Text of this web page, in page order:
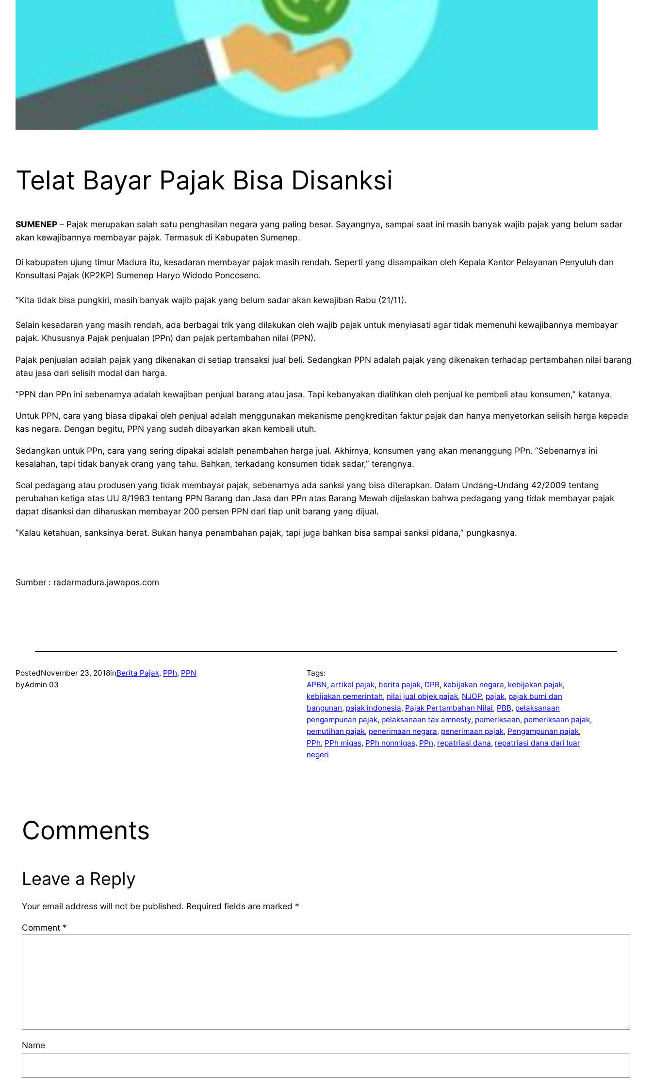
Telat Bayar Pajak Bisa Disanksi
SUMENEP – Pajak merupakan salah satu penghasilan negara yang paling besar. Sayangnya, sampai saat ini masih banyak wajib pajak yang belum sadar
akan kewajibannya membayar pajak. Termasuk di Kabupaten Sumenep.
Di kabupaten ujung timur Madura itu, kesadaran membayar pajak masih rendah. Seperti yang disampaikan oleh Kepala Kantor Pelayanan Penyuluh dan
Konsultasi Pajak (KP2KP) Sumenep Haryo Widodo Poncoseno.
”Kita tidak bisa pungkiri, masih banyak wajib pajak yang belum sadar akan kewajiban Rabu (21/11).
Selain kesadaran yang masih rendah, ada berbagai trik yang dilakukan oleh wajib pajak untuk menyiasati agar tidak memenuhi kewajibannya membayar
pajak. Khususnya Pajak penjualan (PPn) dan pajak pertambahan nilai (PPN).
Pajak penjualan adalah pajak yang dikenakan di setiap transaksi jual beli. Sedangkan PPN adalah pajak yang dikenakan terhadap pertambahan nilai barang
atau jasa dari selisih modal dan harga.
”PPN dan PPn ini sebenarnya adalah kewajiban penjual barang atau jasa. Tapi kebanyakan dialihkan oleh penjual ke pembeli atau konsumen,” katanya.
Untuk PPN, cara yang biasa dipakai oleh penjual adalah menggunakan mekanisme pengkreditan faktur pajak dan hanya menyetorkan selisih harga kepada
kas negara. Dengan begitu, PPN yang sudah dibayarkan akan kembali utuh.
Sedangkan untuk PPn, cara yang sering dipakai adalah penambahan harga jual. Akhirnya, konsumen yang akan menanggung PPn. ”Sebenarnya ini
kesalahan, tapi tidak banyak orang yang tahu. Bahkan, terkadang konsumen tidak sadar,” terangnya.
Soal pedagang atau produsen yang tidak membayar pajak, sebenarnya ada sanksi yang bisa diterapkan. Dalam Undang-Undang 42/2009 tentang
perubahan ketiga atas UU 8/1983 tentang PPN Barang dan Jasa dan PPn atas Barang Mewah dijelaskan bahwa pedagang yang tidak membayar pajak
dapat disanksi dan diharuskan membayar 200 persen PPN dari tiap unit barang yang dijual.
”Kalau ketahuan, sanksinya berat. Bukan hanya penambahan pajak, tapi juga bahkan bisa sampai sanksi pidana,” pungkasnya.
Sumber : radarmadura.jawapos.com
PostedNovember 23, 2018inBerita Pajak, PPh, PPN
byAdmin 03
Tags:
APBN, artikel pajak, berita pajak, DPR, kebijakan negara, kebijakan pajak
kebijakan pemerintah, nilai jual objek pajak, NJOP, pajak, pajak bumi dan
bangunan, pajak indonesia, Pajak Pertambahan Nilai, PBB, pelaksanaan
pengampunan pajak, pelaksanaan tax amnesty, pemeriksaan, pemeriksaan pajak
pemutihan pajak, penerimaan negara, penerimaan pajak, Pengampunan pajak
PPh, PPh migas, PPh nonmigas, PPn, repatriasi dana, repatriasi dana dari luar
negeri
Comments
Leave a Reply
Your email address will not be published. Required fields are marked *
Comment *
Name